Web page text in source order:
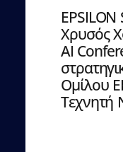
EPSILON
Χρυσός
AI
Ομίλου
Τεχνητή